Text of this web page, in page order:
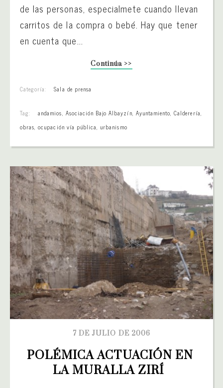
de las personas, especialmete cuando llevan
carritos de la compra o bebé. Hay que tener
en cuenta que...
Continúa >>
Categoría: Sala de prensa
Tag: andamios, Asociación Bajo Albayzín, Ayuntamiento,Calderería,
obras,ocupación vía pública, urbanismo
7 DE JULIO DE 2006
POLÉMICA ACTUACIÓN EN
LA MURALLA ZIRÍ